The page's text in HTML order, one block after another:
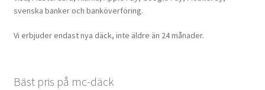
svenska banker och banköverföring.
Vi erbjuder endast nya däck, inte äldre än 24 månader.
Bäst pris på mc-däck